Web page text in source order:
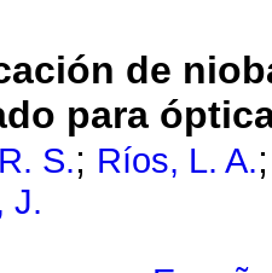
de
para
S.; Ríos, L. A.
J.